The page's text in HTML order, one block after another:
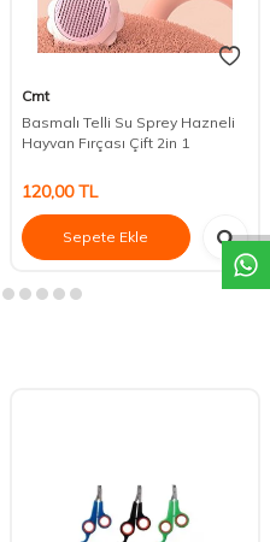
Cmt
Basmalı Telli Su Sprey Hazneli
Hayvan Fırçası Çift 2in 1
120,00TL
Sepete Ekle